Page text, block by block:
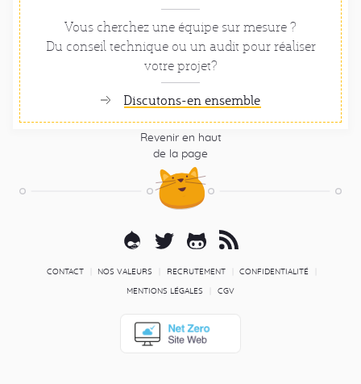
Vous cherchez une équipe sur mesure ?
Du conseil technique ou un audit pour réaliser
votre projet?
Discutons-en ensemble
Revenir en haut
de la page
Drupal Twitter Github
LiensCONTACT NOS VALEURS RECRUTEMENT CONFIDENTIALITÉ
MENTIONS LÉGALES CGV